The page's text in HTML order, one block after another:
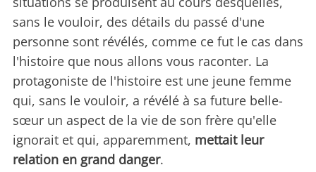
sans le vouloir, des détails du passé d'une
personne sont révélés, comme ce fut le cas dans
l'histoire que nous allons vous raconter. La
protagoniste de l'histoire est une jeune femme
qui, sans le vouloir, a révélé à sa future belle-
sœur un aspect de la vie de son frère qu'elle
ignorait et qui, apparemment, mettait leur
relation en grand danger.